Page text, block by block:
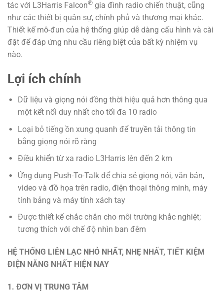
tác với L3Harris Falcon® gia đình radio chiến thuật, cũng
như các thiết bị quân sự, chính phủ và thương mại khác.
Thiết kế mô-đun của hệ thống giúp dễ dàng cấu hình và cài
đặt để đáp ứng nhu cầu riêng biệt của bất kỳ nhiệm vụ
nào.
Lợi ích chính
Dữ liệu và giọng nói đồng thời hiệu quả hơn thông qua
một kết nối duy nhất cho tối đa 10 radio
Loại bỏ tiếng ồn xung quanh để truyền tải thông tin
bằng giọng nói rõ ràng
Điều khiển từ xa radio L3Harris lên đến 2 km
Ứng dụng Push-To-Talk để chia sẻ giọng nói, văn bản,
video và đồ họa trên radio, điện thoại thông minh, máy
tính bảng và máy tính xách tay
Được thiết kế chắc chắn cho môi trường khắc nghiệt;
tương thích với chế độ nhìn ban đêm
HỆ THỐNG LIÊN LẠC NHỎ NHẤT, NHẸ NHẤT, TIẾT KIỆM
ĐIỆN NĂNG NHẤT HIỆN NAY
1. ĐƠN VỊ TRUNG TÂM